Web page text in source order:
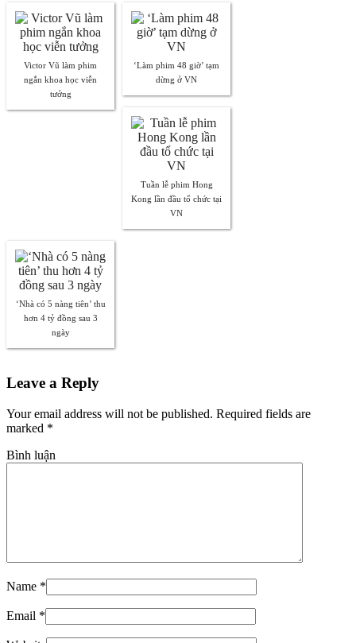
Victor Vũ làm phim
ngắn khoa học viễn
tưởng
‘Làm phim 48 giờ’ tạm
dừng ở VN
Tuần lễ phim Hong
Kong lần đầu tổ chức tại
VN
‘Nhà có 5 nàng tiên’ thu
hơn 4 tỷ đồng sau 3
ngày
Leave a Reply
Your email address will not be published. Required fields are
marked *
Bình luận
Name *
Email *